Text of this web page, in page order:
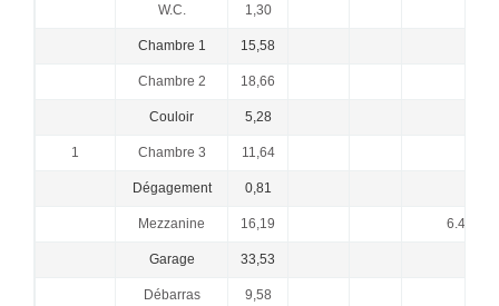
W.C. 1,30
Chambre 1 15,58
Chambre 2 18,66
Couloir 5,28
1 Chambre 3 11,64
Dégagement 0,81
Mezzanine 16,19 6.46 LC
Garage 33,53
Débarras 9,58